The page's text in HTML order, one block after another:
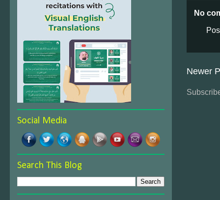
No
Newer
Social Media
Search This Blog